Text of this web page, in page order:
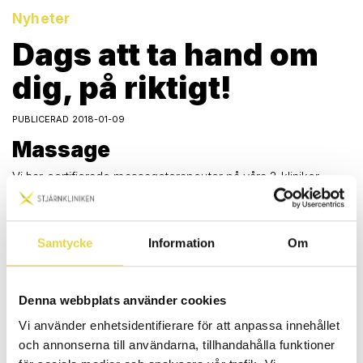
Samtycke Information Om
Denna webbplats använder cookies
Vi använder enhetsidentifierare för att anpassa innehållet
och annonserna till användarna, tillhandahålla funktioner
Nyheter
Dags att ta hand om
dig, på riktigt!
PUBLICERAD 2018-01-09
Massage
Vi har certifierade massageterapeuter på våra 3 kliniker.
(Norrköping, Linköping och Mjölby)
Stjärnkliniken besöker även arbetsplatser för att ge
Naprapati
Vi har legitimerade naprapater på våra 3 kliniker. (Norrköping,
Stjärnkliniken besöker även arbetsplatser för behandling,
föreläsning och arbetsplatsbedömning/ergonomi.